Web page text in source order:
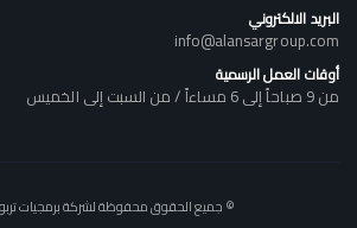
البريد الالكتروني
info@alansargroup.com
أوقات العمل الرسمية
من 9 صباحاً إلى 6 مساءاً / من السبت إلى الخميس
© جميع الحقوق محفوظة لشركة برمجيات